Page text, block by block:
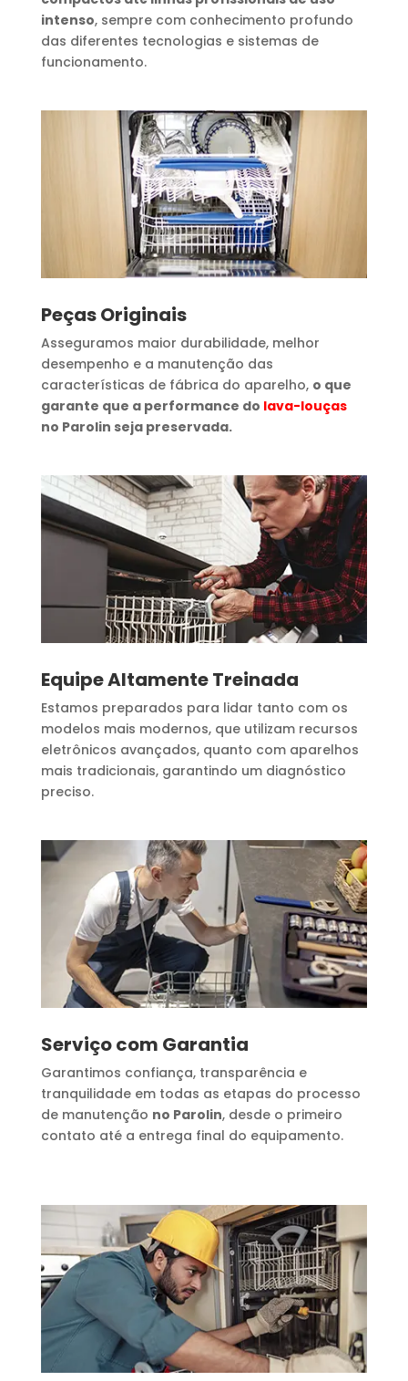
intenso, sempre com conhecimento profundo
das diferentes tecnologias e sistemas de
funcionamento.
Peças Originais
Asseguramos maior durabilidade, melhor
desempenho e a manutenção das
características de fábrica do aparelho, o que
garante que a performance do lava-louças
no Parolin seja preservada.
Equipe Altamente Treinada
Estamos preparados para lidar tanto com os
modelos mais modernos, que utilizam recursos
eletrônicos avançados, quanto com aparelhos
mais tradicionais, garantindo um diagnóstico
preciso.
Serviço com Garantia
Garantimos confiança, transparência e
tranquilidade em todas as etapas do processo
de manutenção no Parolin, desde o primeiro
contato até a entrega final do equipamento.